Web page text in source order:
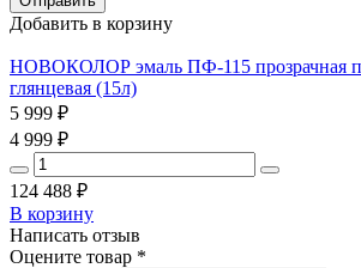
Добавить в корзину
НОВОКОЛОР эмаль ПФ-115 прозрачная
глянцевая (15л)
5 999 ₽
4 999 ₽
124 488 ₽
В корзину
Написать отзыв
Оцените товар *